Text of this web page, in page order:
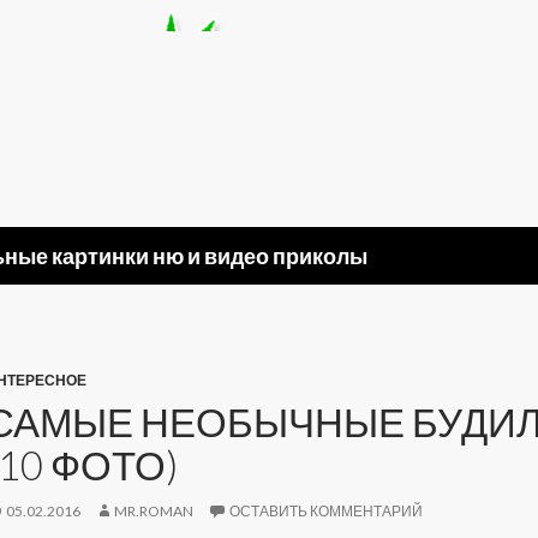
картинки ню и видео приколы
НЕОБЫЧНЫЕ
ФОТО)
05.02.2016 MR.ROMAN ОСТАВИТЬ КОММЕНТАРИЙ